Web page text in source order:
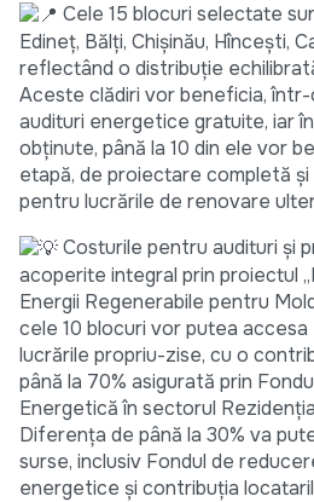
Cele 15 blocuri selectate
Edineț, Bălți, Chișinău, Hîncești,
reflectând o distribuție
Aceste clădiri vor beneficia, într-
audituri energetice gratuite, iar
obținute, până la 10 din ele vor
etapă, de proiectare completă
pentru lucrările de renovare
Costurile pentru audituri și
acoperite integral prin proiectul
Energii Regenerabile pentru
cele 10 blocuri vor putea
lucrările propriu-zise, cu o
până la 70% asigurată prin
Energetică în sectorul
Diferența de până la 30% va
surse, inclusiv Fondul de
energetice și contribuția